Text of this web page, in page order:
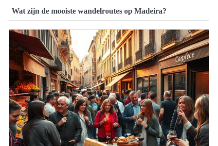
Wat zijn de mooiste wandelroutes op Madeira?